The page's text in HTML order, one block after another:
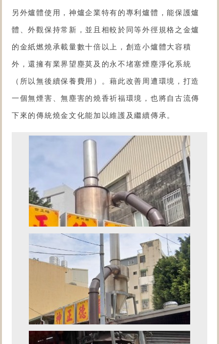
另外爐體使用，神爐企業特有的專利爐體，能保護爐
體、外觀保持常新，並且相較於同等外徑規格之金爐
的金紙燃燒承載量數十倍以上，創造小爐體大容積
外，還擁有業界望塵莫及的永不堵塞煙塵淨化系統
（所以無後續保養費用）。藉此改善周遭環境，打造
一個無煙害、無塵害的燒香祈福環境，也將自古流傳
下來的傳統燒金文化能加以維護及繼續傳承。